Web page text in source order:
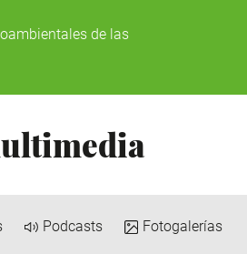
de las
Podcasts Fotogalerías